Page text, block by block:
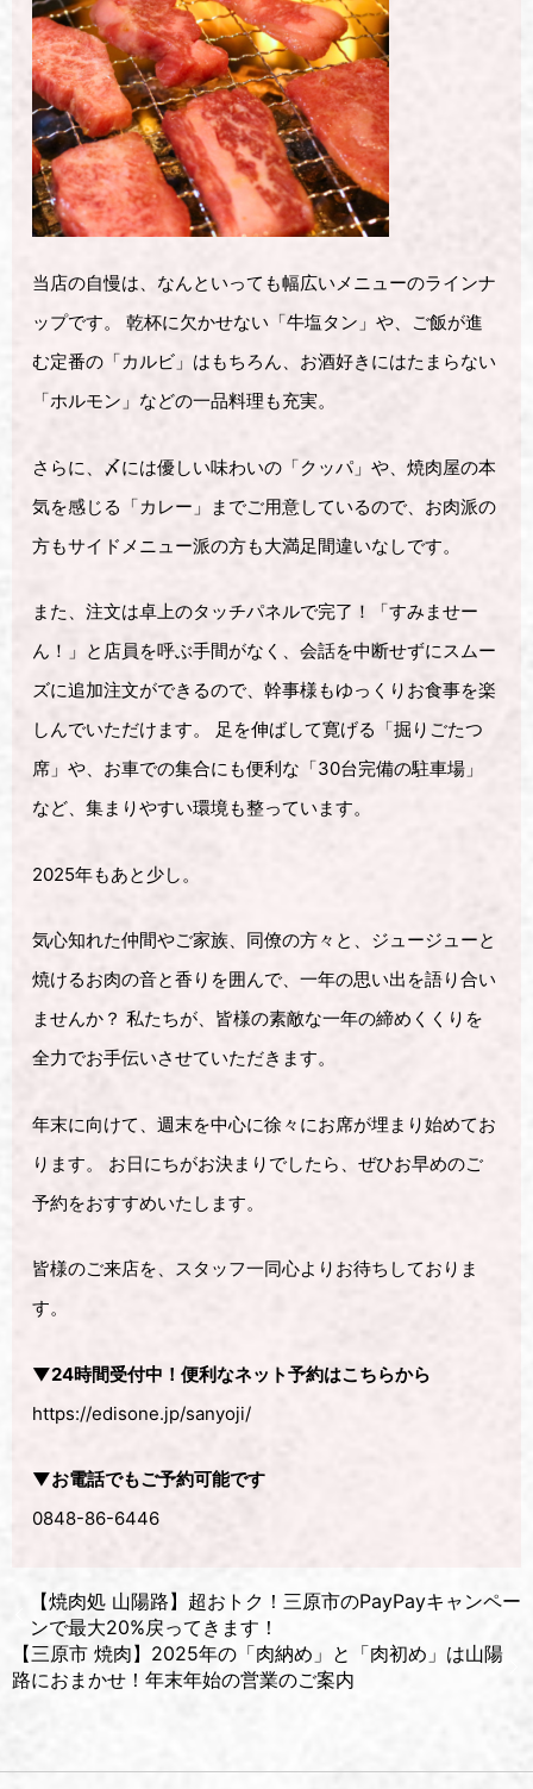
当店の自慢は、なんといっても幅広いメニューのラインナ
ップです。 乾杯に欠かせない「牛塩タン」や、ご飯が進
む定番の「カルビ」はもちろん、お酒好きにはたまらない
「ホルモン」などの一品料理も充実。
さらに、〆には優しい味わいの「クッパ」や、焼肉屋の本
気を感じる「カレー」までご用意しているので、お肉派の
方もサイドメニュー派の方も大満足間違いなしです。
また、注文は卓上のタッチパネルで完了！「すみませー
ん！」と店員を呼ぶ手間がなく、会話を中断せずにスムー
ズに追加注文ができるので、幹事様もゆっくりお食事を楽
しんでいただけます。 足を伸ばして寛げる「掘りごたつ
席」や、お車での集合にも便利な「30台完備の駐車場」
など、集まりやすい環境も整っています。
2025年もあと少し。
気心知れた仲間やご家族、同僚の方々と、ジュージューと
焼けるお肉の音と香りを囲んで、一年の思い出を語り合い
ませんか？ 私たちが、皆様の素敵な一年の締めくくりを
全力でお手伝いさせていただきます。
年末に向けて、週末を中心に徐々にお席が埋まり始めてお
ります。 お日にちがお決まりでしたら、ぜひお早めのご
予約をおすすめいたします。
皆様のご来店を、スタッフ一同心よりお待ちしておりま
す。
▼24時間受付中！便利なネット予約はこちらから
https://edisone.jp/sanyoji/
▼お電話でもご予約可能です
0848-86-6446
【焼肉処 山陽路】超おトク！三原市のPayPayキャンペー
ンで最大20%戻ってきます！
【三原市 焼肉】2025年の「肉納め」と「肉初め」は山陽
路におまかせ！年末年始の営業のご案内